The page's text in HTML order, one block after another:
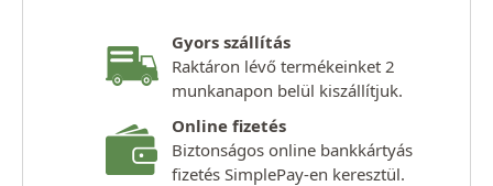
Gyors szállítás
Raktáron lévő termékeinket 2
munkanapon belül kiszállítjuk.
Online fizetés
Biztonságos online bankkártyás
fizetés SimplePay-en keresztül.